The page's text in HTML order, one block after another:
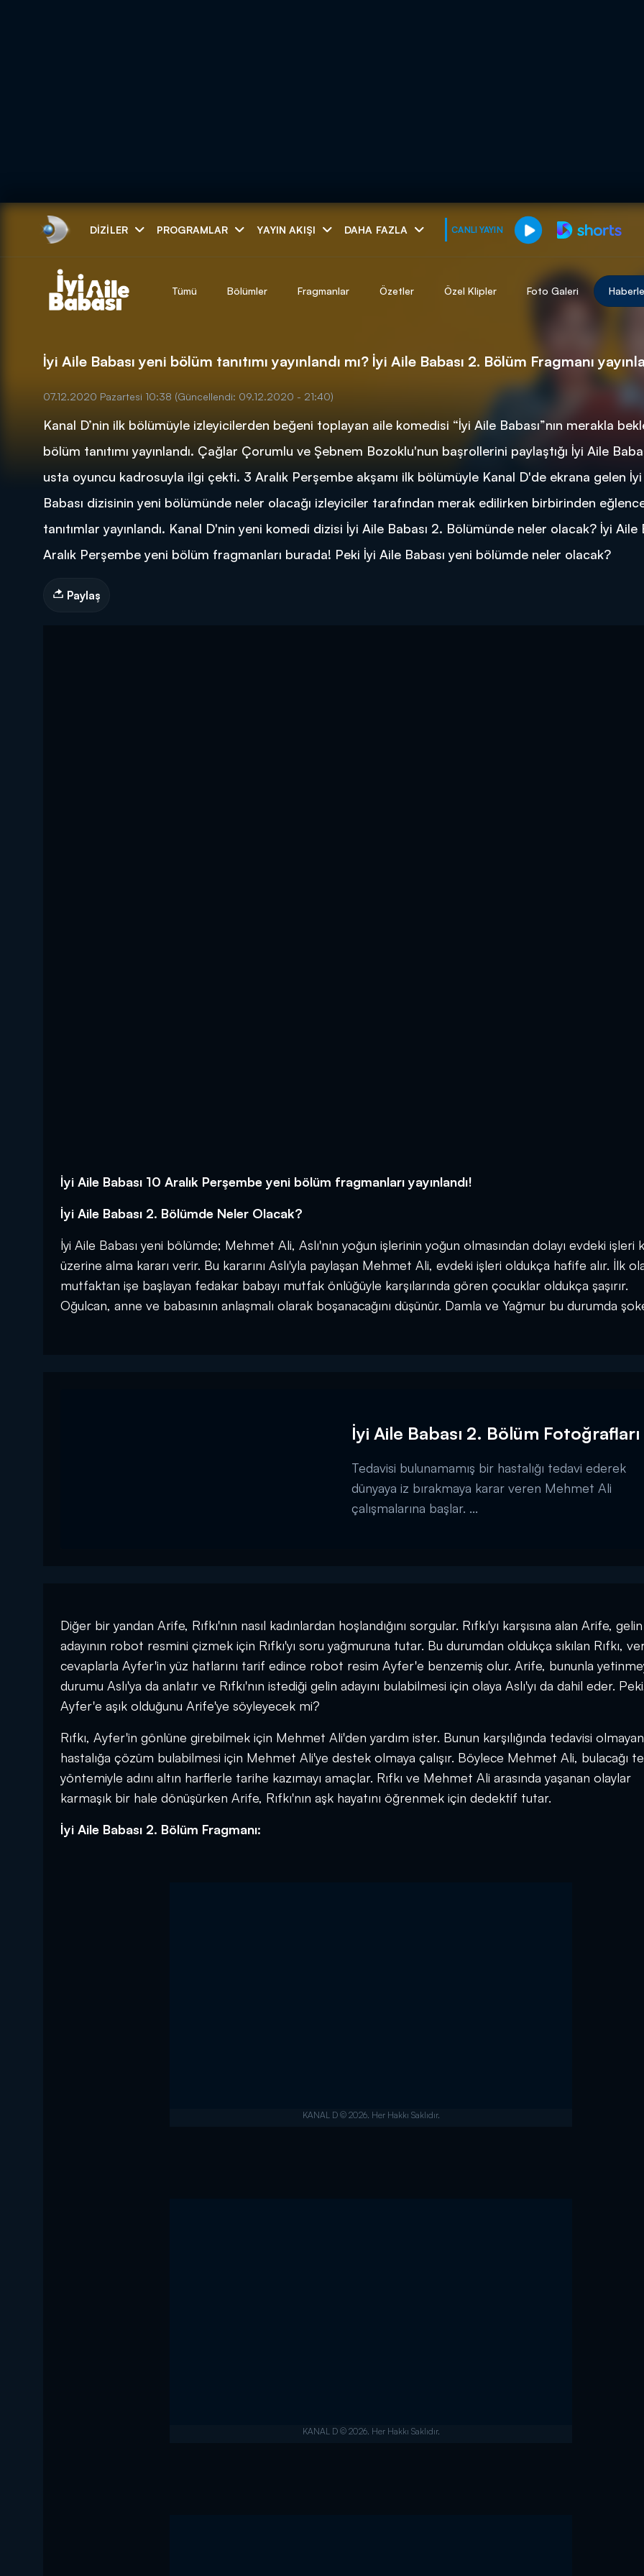
DIZILER PROGRAMLAR YAYIN AKIŞI DAHA FAZLA CANLI YAYIN
muhteşem ikili
DİĞER SONUÇLAR
Tümü Bölümler Fragmanlar Özetler Özel Klipler Foto Galeri
İyi Aile Babası yeni bölüm tanıtımı yayınlandı mı? İyi Aile Babası 2. Bölüm Fragmanı
07.12.2020 Pazartesi 10:38 (Güncellendi: 09.12.2020 - 21:40)
Kanal D’nin ilk bölümüyle izleyicilerden beğeni toplayan aile komedisi “İyi Aile Babası”nın merakla
bölüm tanıtımı yayınlandı. Çağlar Çorumlu ve Şebnem Bozoklu'nun başrollerini paylaştığı İyi Aile
usta oyuncu kadrosuyla ilgi çekti. 3 Aralık Perşembe akşamı ilk bölümüyle Kanal D'de ekrana gelen
Babası dizisinin yeni bölümünde neler olacağı izleyiciler tarafından merak edilirken birbirinden
tanıtımlar yayınlandı. Kanal D'nin yeni komedi dizisi İyi Aile Babası 2. Bölümünde neler olacak? İyi Aile
Aralık Perşembe yeni bölüm fragmanları burada! Peki İyi Aile Babası yeni bölümde neler olacak?
Paylaş
İyi Aile Babası 10 Aralık Perşembe yeni bölüm fragmanları yayınlandı!
İyi Aile Babası 2. Bölümde Neler Olacak?
İyi Aile Babası yeni bölümde; Mehmet Ali, Aslı'nın yoğun işlerinin yoğun olmasından dolayı evdeki işleri
üzerine alma kararı verir. Bu kararını Aslı'yla paylaşan Mehmet Ali, evdeki işleri oldukça hafife alır. İlk
mutfaktan işe başlayan fedakar babayı mutfak önlüğüyle karşılarında gören çocuklar oldukça şaşırır.
Oğulcan, anne ve babasının anlaşmalı olarak boşanacağını düşünür. Damla ve Yağmur bu durumda
İyi Aile Babası 2. Bölüm Fotoğrafları
Tedavisi bulunamamış bir hastalığı tedavi ederek
dünyaya iz bırakmaya karar veren Mehmet Ali
çalışmalarına başlar. ...
Diğer bir yandan Arife, Rıfkı'nın nasıl kadınlardan hoşlandığını sorgular. Rıfkı'yı karşısına alan Arife, gelin
adayının robot resmini çizmek için Rıfkı'yı soru yağmuruna tutar. Bu durumdan oldukça sıkılan Rıfkı,
cevaplarla Ayfer'in yüz hatlarını tarif edince robot resim Ayfer'e benzemiş olur. Arife, bununla
durumu Aslı'ya da anlatır ve Rıfkı'nın istediği gelin adayını bulabilmesi için olaya Aslı'yı da dahil eder.
Ayfer'e aşık olduğunu Arife'ye söyleyecek mi?
Rıfkı, Ayfer'in gönlüne girebilmek için Mehmet Ali'den yardım ister. Bunun karşılığında tedavisi
hastalığa çözüm bulabilmesi için Mehmet Ali'ye destek olmaya çalışır. Böylece Mehmet Ali, bulacağı
yöntemiyle adını altın harflerle tarihe kazımayı amaçlar. Rıfkı ve Mehmet Ali arasında yaşanan olaylar
karmaşık bir hale dönüşürken Arife, Rıfkı'nın aşk hayatını öğrenmek için dedektif tutar.
İyi Aile Babası 2. Bölüm Fragmanı: